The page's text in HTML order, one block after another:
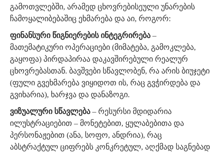
გამოთვლებში, არამედ ცხოვრებისეული უნარების
ჩამოყალიბებაშიც ეხმარება და აი, როგორ:
ფინანსური წიგნიერების ინტეგრირება –
მათემატიკური ოპერაციები (მიმატება, გამოკლება,
გაყოფა) პირდაპირაა დაკავშირებული რეალურ
ცხოვრებასთან. ბავშვები სწავლობენ, რა არის ბიუჯეტი
(ფული გვეხმარება ვიყიდოთ ის, რაც გვჭირდება და
გვიხარია), ხარჯვა და დანაზოგი.
ვიზუალური სწავლება – რესურსი მდიდარია
ილუსტრაციებით – მონეტებით, ყულაბებითა და
პერსონაჟებით (ანა, სოფო, ანდრია), რაც
აბსტრაქტულ ციფრებს კონკრეტულ, აღქმად საგნებად